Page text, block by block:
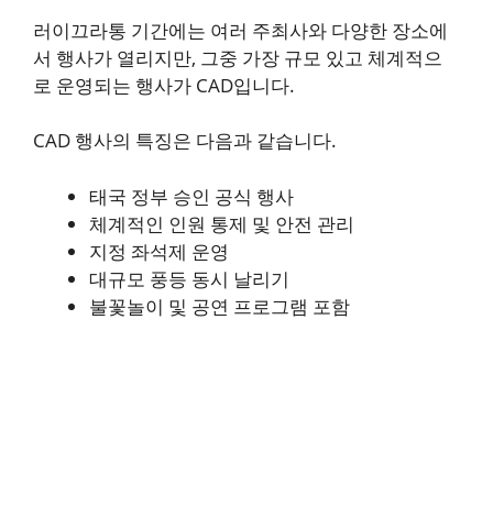
러이끄라통 기간에는 여러 주최사와 다양한 장소에
서 행사가 열리지만, 그중 가장 규모 있고 체계적으
로 운영되는 행사가 CAD입니다.
CAD 행사의 특징은 다음과 같습니다.
태국 정부 승인 공식 행사
체계적인 인원 통제 및 안전 관리
지정 좌석제 운영
대규모 풍등 동시 날리기
불꽃놀이 및 공연 프로그램 포함